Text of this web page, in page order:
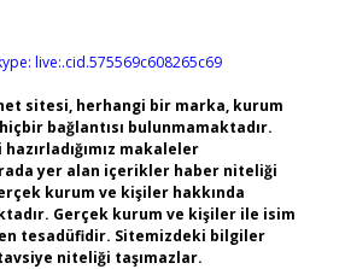
live:.cid.575569c608265c69
sitesi, herhangi bir marka, kurum
bağlantısı bulunmamaktadır.
makaleler
yer alan içerikler haber niteliği
kurum ve kişiler hakkında
Gerçek kurum ve kişiler ile isim
tesadüfidir. Sitemizdeki bilgiler
niteliği taşımazlar.